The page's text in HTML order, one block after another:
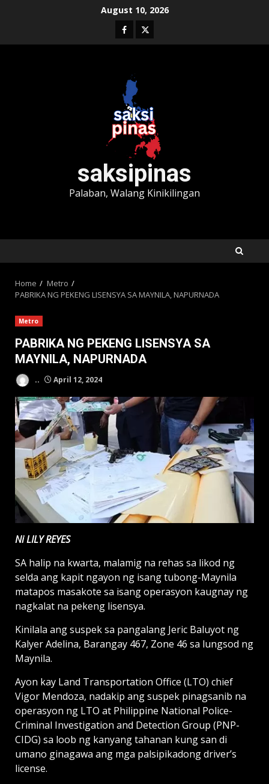
August 10, 2026
Facebook
Twitter
saksipinas
Palaban, Walang Kinikilingan
Home
Metro
PABRIKA NG PEKENG LISENSYA SA MAYNILA, NAPURNADA
Metro
PABRIKA NG PEKENG LISENSYA SA
MAYNILA, NAPURNADA
.. April 12, 2024
Ni LILY REYES
SA halip na kwarta, malamig na rehas sa likod ng
selda ang kapit ngayon ng isang tubong-Maynila
matapos masakote sa isang operasyon kaugnay ng
nagkalat na pekeng lisensya.
Kinilala ang suspek sa pangalang Jeric Baluyot ng
Kalyer Adelina, Barangay 467, Zone 46 sa lungsod ng
Maynila.
Ayon kay Land Transportation Office (LTO) chief
Vigor Mendoza, nadakip ang suspek pinagsanib na
operasyon ng LTO at Philippine National Police-
Criminal Investigation and Detection Group (PNP-
CIDG) sa loob ng kanyang tahanan kung san di
umano ginagawa ang mga palsipikadong driver’s
license.